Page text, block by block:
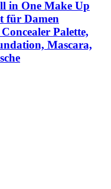
in One Make Up
für Damen
Palette,
Mascara,